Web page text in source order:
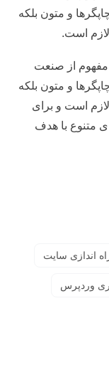
و متون بلکه
است.
از صنعت
و متون بلکه
است و برای
متنوع با هدف
اندازی سایت
وردپرس